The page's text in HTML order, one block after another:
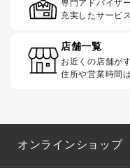
専門アドバイザ
充実したサービ
店舗一覧
お近くの店舗が
住所や営業時間
オンラインショップ